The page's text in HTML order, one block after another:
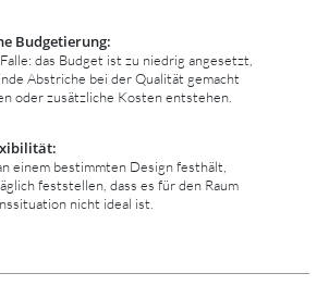
Budgetierung:
das Budget ist zu niedrig angesetzt,
Abstriche bei der Qualität gemacht
oder zusätzliche Kosten entstehen.
einem bestimmten Design festhält,
feststellen, dass es für den Raum
nicht ideal ist.